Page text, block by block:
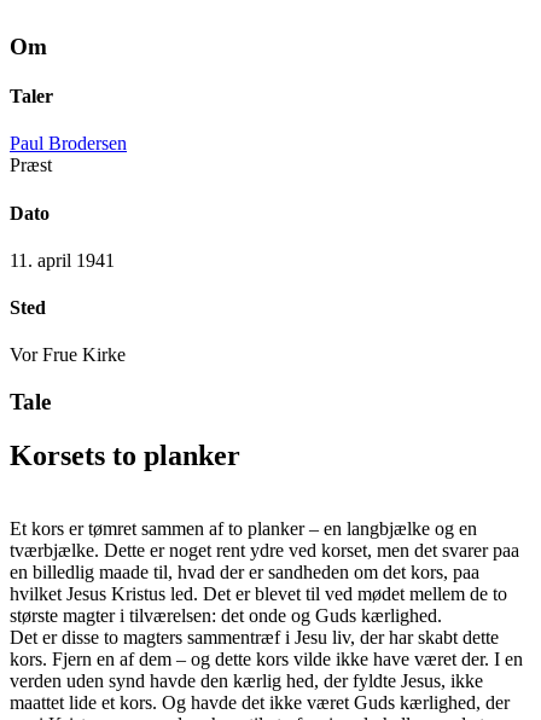
Om
Taler
Paul Brodersen
Præst
Dato
11. april 1941
Sted
Vor Frue Kirke
Tale
Korsets to planker
Et kors er tømret sammen af to planker – en langbjælke og en
tværbjælke. Dette er noget rent ydre ved korset, men det svarer paa
en billedlig maade til, hvad der er sandheden om det kors, paa
hvilket Jesus Kristus led. Det er blevet til ved mødet mellem de to
største magter i tilværelsen: det onde og Guds kærlighed.
Det er disse to magters sammentræf i Jesu liv, der har skabt dette
kors. Fjern en af dem – og dette kors vilde ikke have været der. I en
verden uden synd havde den kærlig hed, der fyldte Jesus, ikke
maattet lide et kors. Og havde det ikke været Guds kærlighed, der